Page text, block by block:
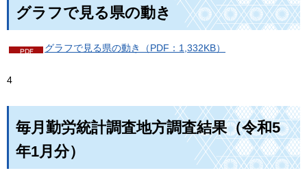
グラフで見る県の動き
グラフで見る県の動き（PDF：1,332KB）
4
毎月勤労統計調査地方調査結果（令和5
年1月分）